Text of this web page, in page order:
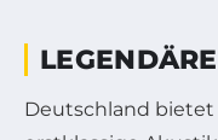
Deutschland bietet